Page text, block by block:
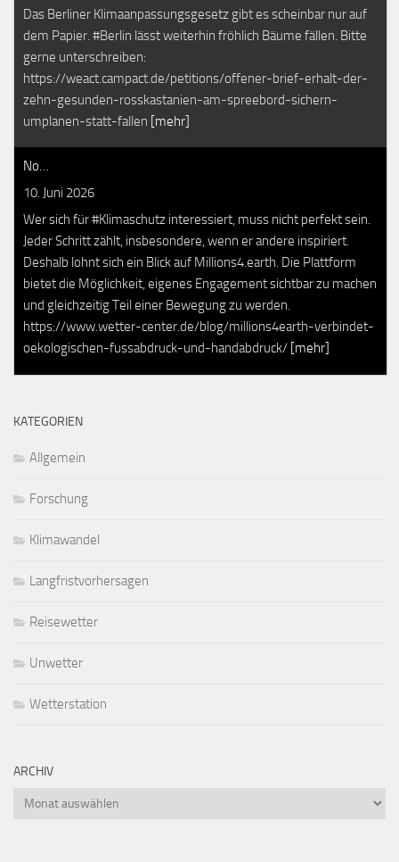
Das Berliner Klimaanpassungsgesetz gibt es scheinbar nur auf
dem Papier. #Berlin lässt weiterhin fröhlich Bäume fällen. Bitte
gerne unterschreiben:
https://weact.campact.de/petitions/offener-brief-erhalt-der-
zehn-gesunden-rosskastanien-am-spreebord-sichern-
umplanen-statt-fallen [mehr]
No…
10. Juni 2026
Wer sich für #Klimaschutz interessiert, muss nicht perfekt sein.
Jeder Schritt zählt, insbesondere, wenn er andere inspiriert.
Deshalb lohnt sich ein Blick auf Millions4.earth. Die Plattform
bietet die Möglichkeit, eigenes Engagement sichtbar zu machen
und gleichzeitig Teil einer Bewegung zu werden.
https://www.wetter-center.de/blog/millions4earth-verbindet-
oekologischen-fussabdruck-und-handabdruck/ [mehr]
KATEGORIEN
Allgemein
Forschung
Klimawandel
Langfristvorhersagen
Reisewetter
Unwetter
Wetterstation
ARCHIV
Archiv